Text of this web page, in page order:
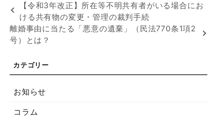
【令和3年改正】所在等不明共有者がいる場合にお
ける共有物の変更・管理の裁判手続
離婚事由に当たる「悪意の遺棄」（民法770条1項2
号）とは？
お知らせ
コラム